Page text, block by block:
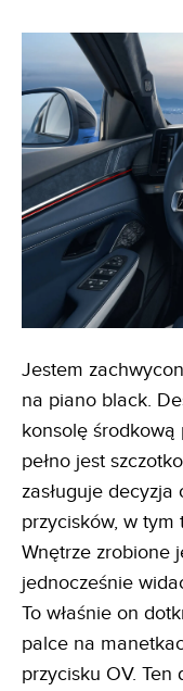
Jestem
na piano black.
konsolę
pełno jest
zasługuje
przycisków, w
Wnętrze zrobione
jednocześnie
To właśnie on
palce na
przycisku OV. Ten